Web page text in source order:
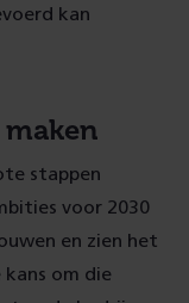
kan
stappen
voor 2030
en zien het
om die